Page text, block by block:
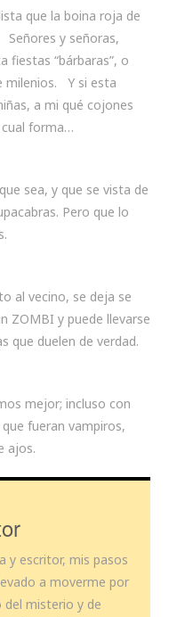
que la boina roja de
y señoras,
“bárbaras”, o
milenios. Y si esta
a mi qué cojones
forma…
sea, y que se vista de
Pero que lo
al vecino, se deja se
ZOMBI y puede llevarse
que duelen de verdad.
mejor; incluso con
fueran vampiros,
ajos.
y escritor, mis pasos
a moverme por
del misterio y de